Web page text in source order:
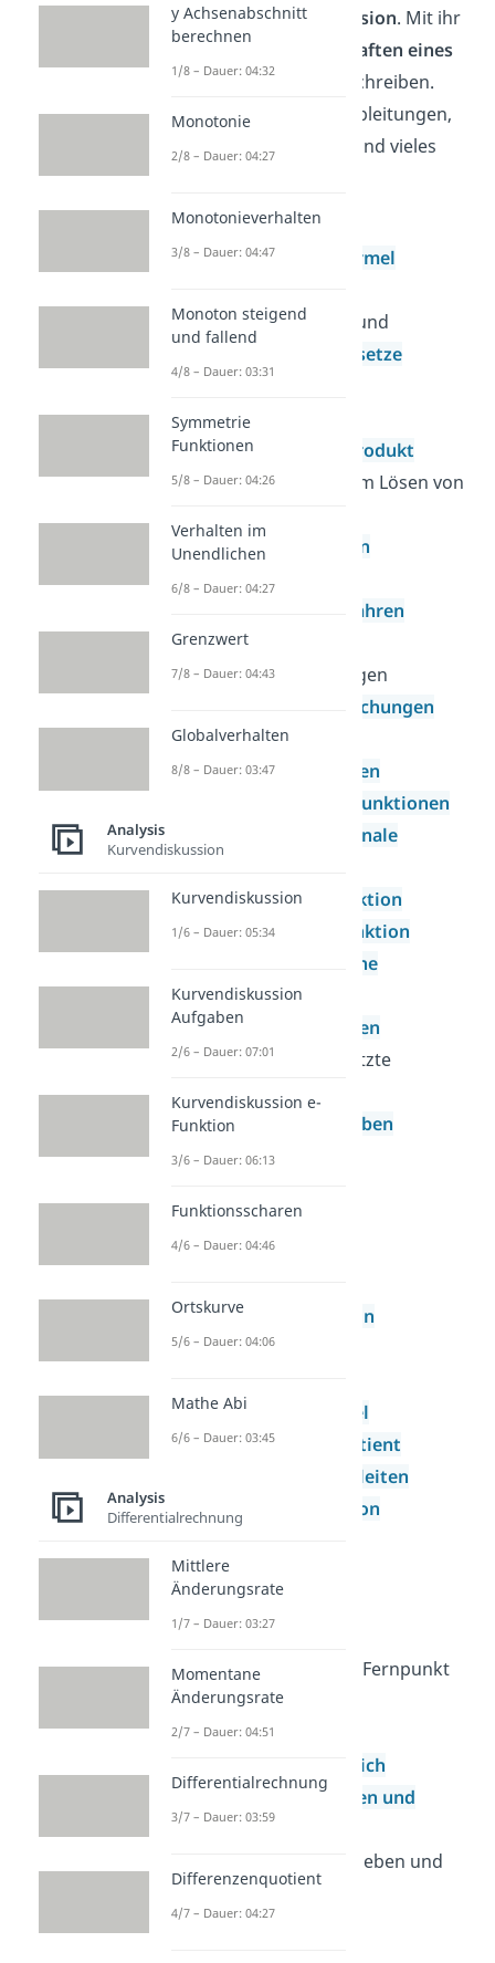
dabei dieKurvendiskussion. Mit ihr
kannst du die
Eigenschaften eines
Funktionsgraphen
beschreiben.
Dafür verwendest du Ableitungen,
Grenzwerte, Integrale und vieles
Grundlagen
Mitternachtsformel
Potenzgesetze
und
Logarithmusgesetze
Nullstellen
Satz vom Nullprodukt
Substitution
zum Lösen von
Polynomdivision
Newtonsches
Näherungsverfahren
Gleichungen
Wurzelgleichungen
Exponentialgleichungen
Funktionen
Potenzfunktionen
Ganzrationale Funktionen
Gebrochenrationale
Exponentialfunktion
Logarithmusfunktion
Trigonometrische
Funktionen
Wurzelfunktionen
Zusammengesetzte
Funktionen
Steckbriefaufgaben
Stetigkeit
Ableitung
Ableitung der
Ableitungsregeln
Produktregel
Quotientenregel
Differenzenquotient
Graphisches Ableiten
Schnittwinkel von
Tangenten
Tangente
Tangente durch Fernpunkt
Kurvendiskussion
Übersicht
Definitionsbereich
Graphen strecken und
stauchen
Graphen verschieben und
spiegeln
Symmetrie
y Achsenabschnitt
berechnen
1/8 – Dauer: 04:32
Monotonie
2/8 – Dauer: 04:27
Monotonieverhalten
3/8 – Dauer: 04:47
Monoton steigend
und fallend
4/8 – Dauer: 03:31
Symmetrie
Funktionen
5/8 – Dauer: 04:26
Verhalten im
Unendlichen
6/8 – Dauer: 04:27
Grenzwert
7/8 – Dauer: 04:43
Globalverhalten
8/8 – Dauer: 03:47
Analysis
Kurvendiskussion
Kurvendiskussion
1/6 – Dauer: 05:34
Kurvendiskussion
Aufgaben
2/6 – Dauer: 07:01
Kurvendiskussion e-
Funktion
3/6 – Dauer: 06:13
Funktionsscharen
4/6 – Dauer: 04:46
Ortskurve
5/6 – Dauer: 04:06
Mathe Abi
6/6 – Dauer: 03:45
Analysis
Differentialrechnung
Mittlere
Änderungsrate
1/7 – Dauer: 03:27
Momentane
Änderungsrate
2/7 – Dauer: 04:51
Differentialrechnung
3/7 – Dauer: 03:59
Differenzenquotient
4/7 – Dauer: 04:27